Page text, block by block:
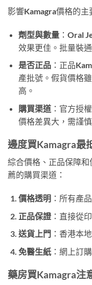
影響Kamagra價格的主
劑型與數量：Oral
效果更佳。批量裝
是否正品：正品
產批號。假貨價格
高。
購買渠道：官方授
價格差異大，需謹
邊度買Kamagra最
綜合價格、正品保障
薦的購買渠道：
價格透明：所有產
正品保證：直接從
送貨上門 ：香港本
免醫生紙：網上訂
藥房買Kamagra注